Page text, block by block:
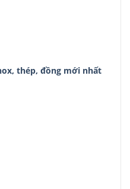
thép, đồng mới nhất